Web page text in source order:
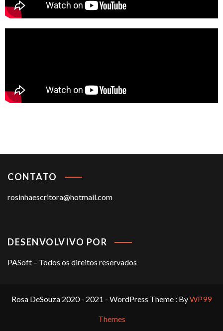
CONTATO
rosinhaescritora@hotmail.com
DESENVOLVIVO POR
PASoft – Todos os direitos reservados
Rosa DeSouza 2020 - 2021 - WordPress Theme : ByWP99
Themes